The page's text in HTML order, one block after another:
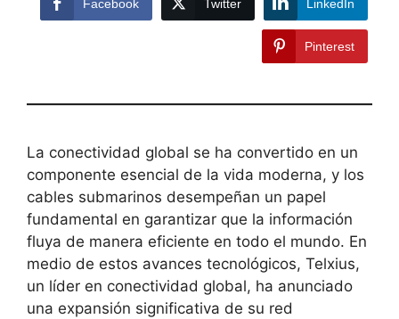
Facebook Twitter LinkedIn
Pinterest
La conectividad global se ha convertido en un
componente esencial de la vida moderna, y los
cables submarinos desempeñan un papel
fundamental en garantizar que la información
fluya de manera eficiente en todo el mundo. En
medio de estos avances tecnológicos, Telxius,
un líder en conectividad global, ha anunciado
una expansión significativa de su red